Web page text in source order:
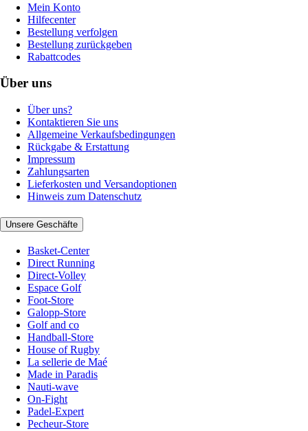
Mein Konto
Hilfecenter
Bestellung verfolgen
Bestellung zurückgeben
Rabattcodes
Über uns
Über uns?
Kontaktieren Sie uns
Allgemeine Verkaufsbedingungen
Rückgabe & Erstattung
Impressum
Zahlungsarten
Lieferkosten und Versandoptionen
Hinweis zum Datenschutz
Unsere Geschäfte
Basket-Center
Direct Running
Direct-Volley
Espace Golf
Foot-Store
Galopp-Store
Golf and co
Handball-Store
House of Rugby
La sellerie de Maé
Made in Paradis
Nauti-wave
On-Fight
Padel-Expert
Pecheur-Store